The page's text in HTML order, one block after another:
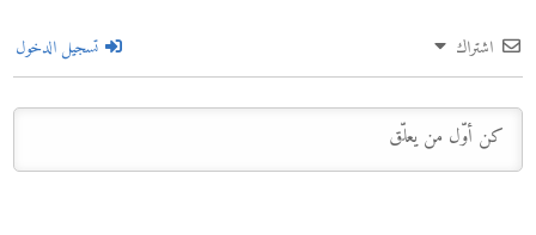
اشتراك تسجيل الدخول